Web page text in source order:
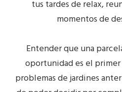
tus tardes de relax,
momentos de
Entender que una
oportunidad es el
problemas de jardines